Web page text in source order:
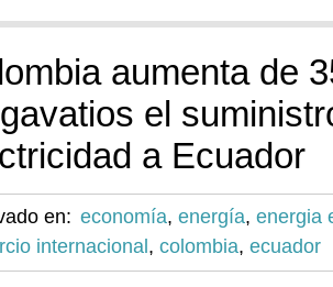
aumenta de
el
a Ecuador
en: economía, energía, energia
internacional , colombia, ecuador